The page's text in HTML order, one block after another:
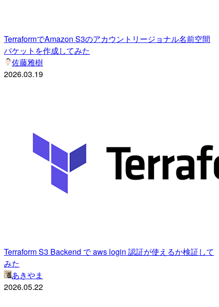
TerraformでAmazon S3のアカウントリージョナル名前空間
バケットを作成してみた
佐藤雅樹
2026.03.19
Terraform S3 Backend で aws login 認証が使えるか検証して
みた
あきやま
2026.05.22